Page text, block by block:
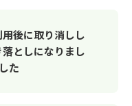
後に取り消しし
としになりまし
た